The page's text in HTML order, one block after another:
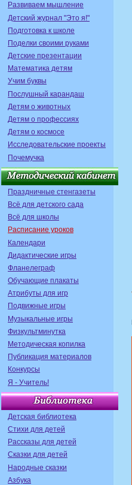
Развиваем мышление
Детский журнал "Это я!"
Подготовка к школе
Поделки своими руками
Детские презентации
Математика детям
Учим буквы
Послушный карандаш
Детям о животных
Детям о профессиях
Детям о космосе
Исследовательские проекты
Почемучка
Праздничные стенгазеты
Всё для детского сада
Всё для школы
Расписание уроков
Календари
Дидактические игры
Фланелеграф
Обучающие плакаты
Атрибуты для игр
Подвижные игры
Музыкальные игры
Физкультминутка
Методическая копилка
Публикация материалов
Конкурсы
Я - Учитель!
Детская библиотека
Стихи для детей
Рассказы для детей
Сказки для детей
Народные сказки
Азбука